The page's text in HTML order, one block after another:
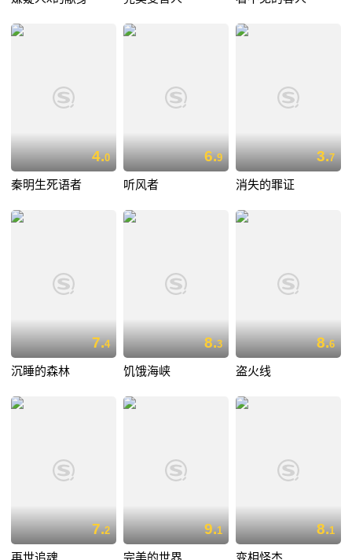
4.0
秦明生死语者
6.9
听风者
3.7
消失的罪证
7.4
沉睡的森林
8.3
饥饿海峡
8.6
盗火线
7.2 9.1 8.1